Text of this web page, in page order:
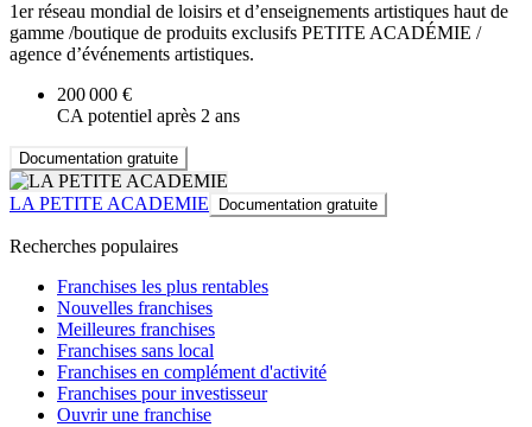
1er réseau mondial de loisirs et d’enseignements artistiques haut de
gamme /boutique de produits exclusifs PETITE ACADÉMIE /
agence d’événements artistiques.
200 000 €
CA potentiel après 2 ans
Documentation gratuite
LA PETITE ACADEMIE Documentation gratuite
Recherches populaires
Franchises les plus rentables
Nouvelles franchises
Meilleures franchises
Franchises sans local
Franchises en complément d'activité
Franchises pour investisseur
Ouvrir une franchise